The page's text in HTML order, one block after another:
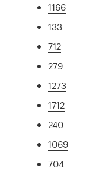
1166
133
712
279
1273
1712
240
1069
704